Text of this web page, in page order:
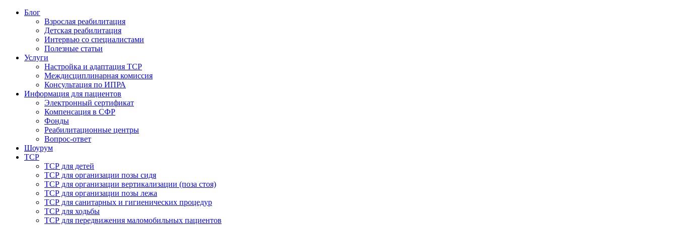
Блог
Взрослая реабилитация
Детская реабилитация
Интервью со специалистами
Полезные статьи
Услуги
Настройка и адаптация ТСР
Междисциплинарная комиссия
Консультация по ИПРА
Информация для пациентов
Электронный сертификат
Компенсация в СФР
Фонды
Реабилитационные центры
Вопрос-ответ
Шоурум
ТСР
ТСР для детей
ТСР для организации позы сидя
ТСР для организации вертикализации (поза стоя)
ТСР для организации позы лежа
ТСР для санитарных и гигиенических процедур
ТСР для ходьбы
ТСР для передвижения маломобильных пациентов